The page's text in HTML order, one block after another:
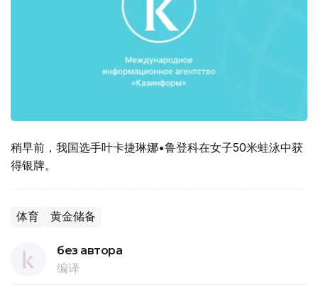
稍早前，我国选手叶卡捷琳娜•鲁登科在女子50米蛙泳中获
得银牌。
体育 黄金储备
без автора
编译